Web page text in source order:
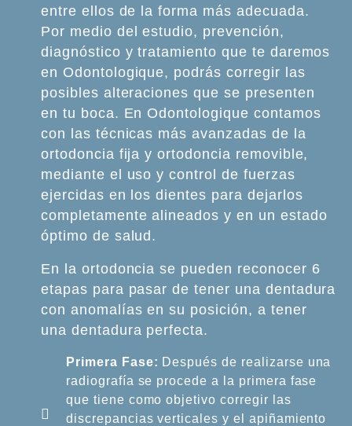
entre ellos de la forma más adecuada.
Por medio del estudio, prevención,
diagnóstico y tratamiento que te daremos
en Odontologique, podrás corregir las
posibles alteraciones que se presenten
en tu boca. En Odontologique contamos
con las técnicas más avanzadas de la
ortodoncia fija y ortodoncia removible,
mediante el uso y control de fuerzas
ejercidas en los dientes para dejarlos
completamente alineados y en un estado
óptimo de salud.
En la ortodoncia se pueden reconocer 6
etapas para pasar de tener una dentadura
con anomalías en su posición, a tener
una dentadura perfecta.
Primera Fase: Después de realizarse una
radiografía se procede a la primera fase
que tiene como objetivo corregir las
discrepancias verticales y el apiñamiento